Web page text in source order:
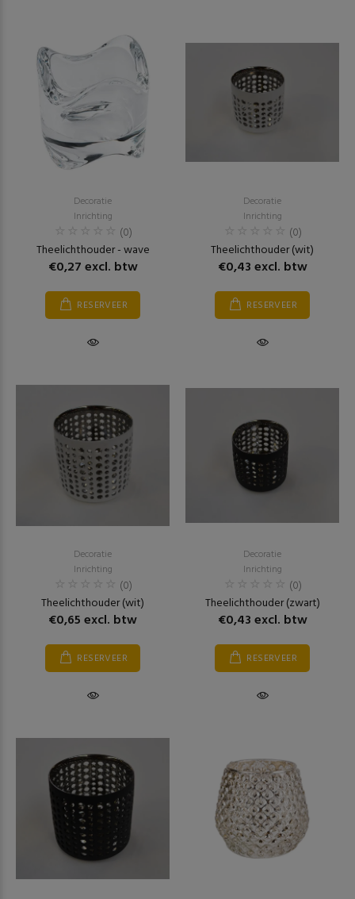
Decoratie
Inrichting
(0)
Theelichthouder - wave
€0,27 excl. btw
RESERVEER
Decoratie
Inrichting
(0)
Theelichthouder (wit)
€0,43 excl. btw
RESERVEER
Decoratie
Inrichting
(0)
Theelichthouder (wit)
€0,65 excl. btw
RESERVEER
Decoratie
Inrichting
(0)
Theelichthouder (zwart)
€0,43 excl. btw
RESERVEER